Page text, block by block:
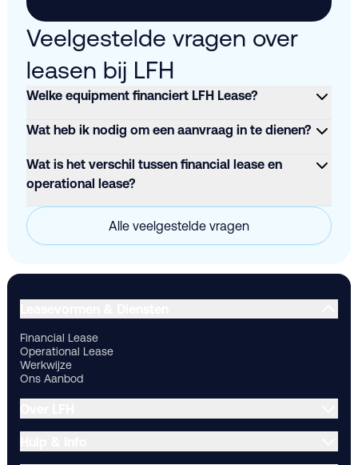
Veelgestelde vragen over
leasen bij LFH
Welke equipment financiert LFH Lease?
Wat heb ik nodig om een aanvraag in te dienen?
Wat is het verschil tussen financial lease en
operational lease?
Alle veelgestelde vragen
Financial Lease
Operational Lease
Werkwijze
Ons Aanbod